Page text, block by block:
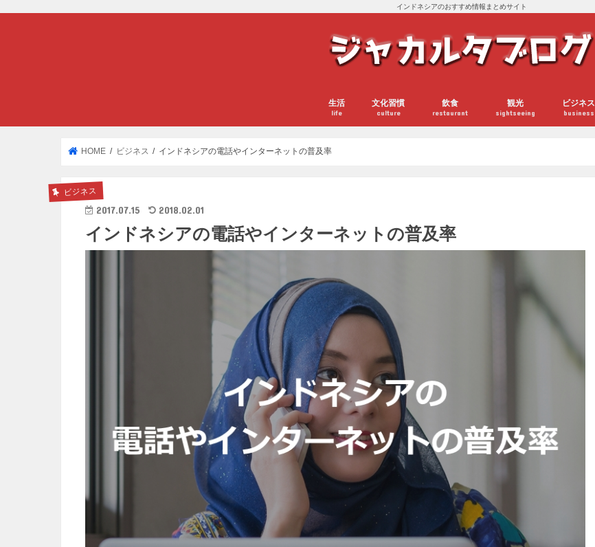
インドネシアのおすすめ情報まとめサイト
生活
life
文化習慣
culture
飲食
restaurant
観光
sightseeing
ビジネス
business
HOME ビジネス インドネシアの電話やインターネットの普及率
ビジネス
2017.07.15 2018.02.01
インドネシアの電話やインターネットの普及率